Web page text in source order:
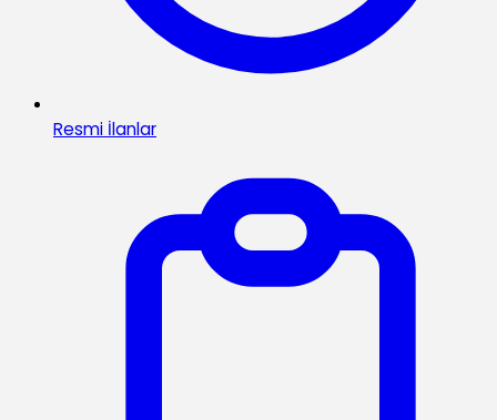
Resmi İlanlar